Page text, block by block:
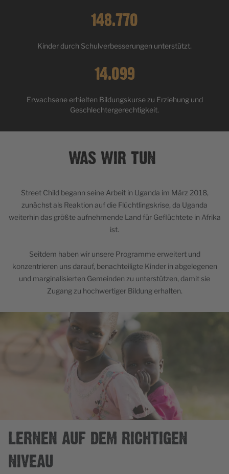
148.770
Kinder durch Schulverbesserungen unterstützt.
14.099
Erwachsene erhielten Bildungskurse zu Erziehung und
Geschlechtergerechtigkeit.
WAS WIR TUN
Street Child begann seine Arbeit in Uganda im März 2018,
zunächst als Reaktion auf die Flüchtlingskrise, da Uganda
weiterhin das größte aufnehmende Land für Geflüchtete in Afrika
ist.
Seitdem haben wir unsere Programme erweitert und
konzentrieren uns darauf, benachteiligte Kinder in abgelegenen
und marginalisierten Gemeinden zu unterstützen, damit sie
Zugang zu hochwertiger Bildung erhalten.
LERNEN AUF DEM RICHTIGEN
NIVEAU